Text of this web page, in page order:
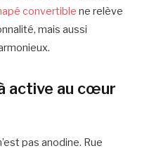
convertible ne relève
mais aussi
active au cœur
pas anodine. Rue